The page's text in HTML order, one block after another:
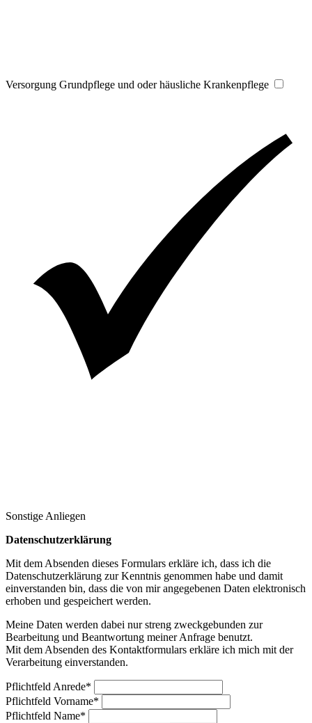
Versorgung Grundpflege und oder häusliche Krankenpflege
Sonstige Anliegen
Datenschutzerklärung
Mit dem Absenden dieses Formulars erkläre ich, dass ich die
Datenschutzerklärung zur Kenntnis genommen habe und damit
einverstanden bin, dass die von mir angegebenen Daten elektronisch
erhoben und gespeichert werden.
Meine Daten werden dabei nur streng zweckgebunden zur
Bearbeitung und Beantwortung meiner Anfrage benutzt.
Mit dem Absenden des Kontaktformulars erkläre ich mich mit der
Verarbeitung einverstanden.
Pflichtfeld Anrede*
Pflichtfeld Vorname*
Pflichtfeld Name*